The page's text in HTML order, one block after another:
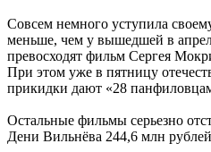
Совсем немного уступила
меньше, чем у вышедшей в
превосходят фильм Сергея
При этом уже в пятницу
прикидки дают «28
Остальные фильмы серьезно
Дени Вильнёва 244,6 млн